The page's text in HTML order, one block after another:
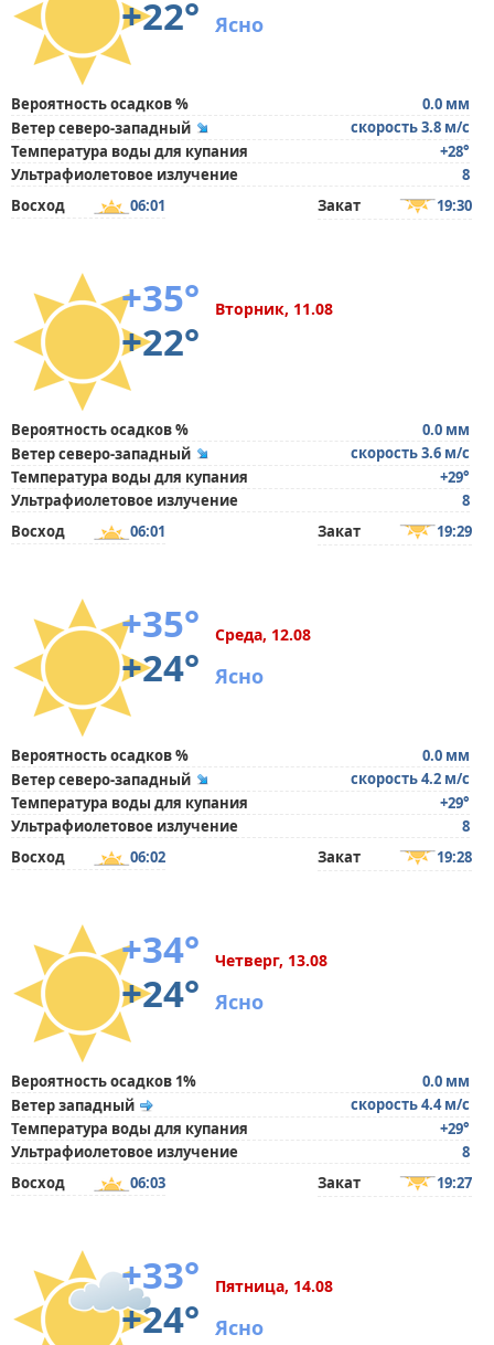
+22° Ясно
Вероятность осадков %
0.0 мм
Ветер северо-западный
скорость 3.8 м/с
Температура воды для купания
+28°
Ультрафиолетовое излучение
8
Восход
06:01 Закат 19:30
+35°
+22°
Вторник, 11.08
Вероятность осадков %
0.0 мм
Ветер северо-западный
скорость 3.6 м/с
Температура воды для купания
+29°
Ультрафиолетовое излучение
8
Восход
06:01 Закат 19:29
+35°
+24°
Среда, 12.08
Ясно
Вероятность осадков %
0.0 мм
Ветер северо-западный
скорость 4.2 м/с
Температура воды для купания
+29°
Ультрафиолетовое излучение
8
Восход
06:02 Закат 19:28
+34°
+24°
Четверг, 13.08
Ясно
Вероятность осадков 1%
0.0 мм
Ветер западный
скорость 4.4 м/с
Температура воды для купания
+29°
Ультрафиолетовое излучение
8
Восход
06:03 Закат 19:27
+33°
+24°
Пятница, 14.08
Ясно